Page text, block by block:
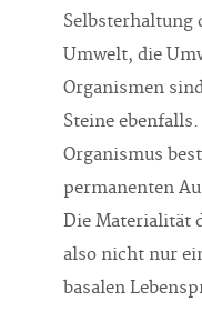
Selbsterhaltung
Umwelt, die
Organismen
Steine
Organismus
permanenten
Die Materialität
also nicht nur
basalen